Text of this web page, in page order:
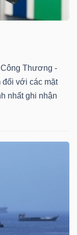
Thương -
đối với các mặt
nhất ghi nhận